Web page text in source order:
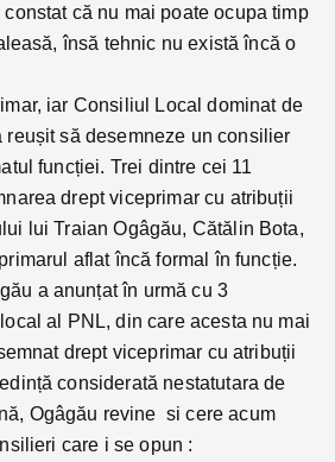
că nu mai poate ocupa timp
însă tehnic nu există încă o
iar Consiliul Local dominat de
reușit să desemneze un consilier
funcției. Trei dintre cei 11
drept viceprimar cu atribuții
lui Traian Ogâgău, Cătălin Bota,
aflat încă formal în funcție.
a anunțat în urmă cu 3
al PNL, din care acesta nu mai
drept viceprimar cu atribuții
considerată nestatutara de
Ogâgău revine si cere acum
care i se opun :